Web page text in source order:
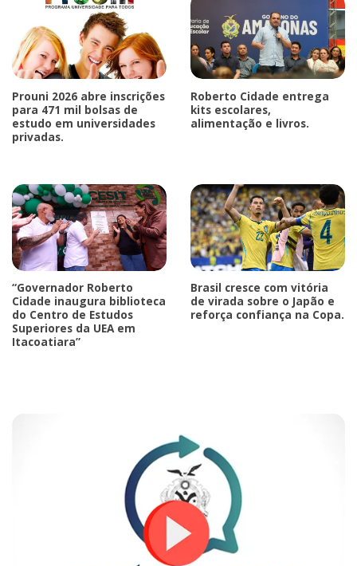
Prouni 2026 abre inscrições
para 471 mil bolsas de
estudo em universidades
privadas.
Roberto Cidade entrega
kits escolares,
alimentação e livros.
“Governador Roberto
Cidade inaugura biblioteca
do Centro de Estudos
Superiores da UEA em
Itacoatiara”
Brasil cresce com vitória
de virada sobre o Japão e
reforça confiança na Copa.